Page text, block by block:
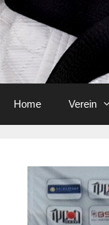
Skip
to
content
Home Verein